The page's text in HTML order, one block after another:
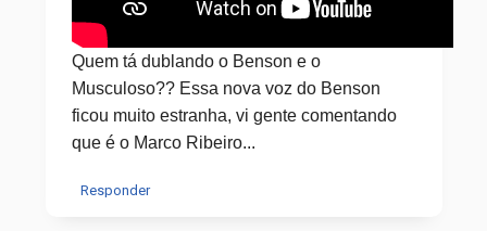
Quem tá dublando o Benson e o
Musculoso?? Essa nova voz do Benson
ficou muito estranha, vi gente comentando
que é o Marco Ribeiro...
Responder